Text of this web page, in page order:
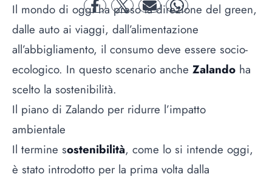
facebooktwitter mail whatsapp
Il mondo di oggi ha preso la direzione del green,
dalle auto ai viaggi, dall’alimentazione
all’abbigliamento, il consumo deve essere socio-
ecologico. In questo scenario anche Zalando ha
scelto la sostenibilità.
Il piano di Zalando per ridurre l’impatto
ambientale
Il termine sostenibilità, come lo si intende oggi,
è stato introdotto per la prima volta dalla